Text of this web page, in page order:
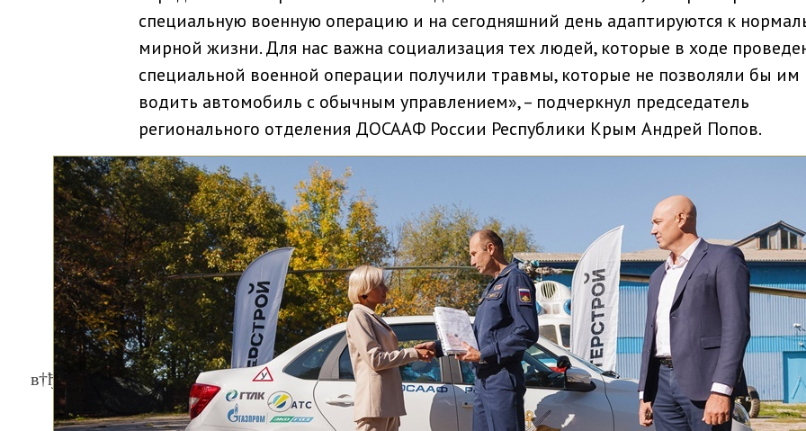
специальную военную операцию и на сегодняшний день адаптируются к
мирной жизни. Для нас важна социализация тех людей, которые в ходе
специальной военной операции получили травмы, которые не позволяли бы им
водить автомобиль с обычным управлением», – подчеркнул председатель
регионального отделения ДОСААФ России Республики Крым Андрей Попов.